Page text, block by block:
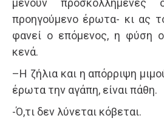
μένουν προσκολλημένες
προηγούμενο έρωτα- κι ας
φανεί ο επόμενος, η φύση
κενά.
–Η ζήλια και η απόρριψη
έρωτα την αγάπη, είναι πάθη.
-Ό,τι δεν λύνεται κόβεται.